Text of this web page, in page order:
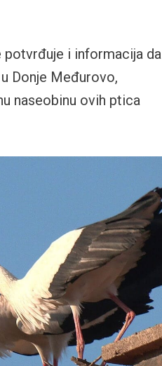
potvrđuje i informacija da
Donje Međurovo,
naseobinu ovih ptica